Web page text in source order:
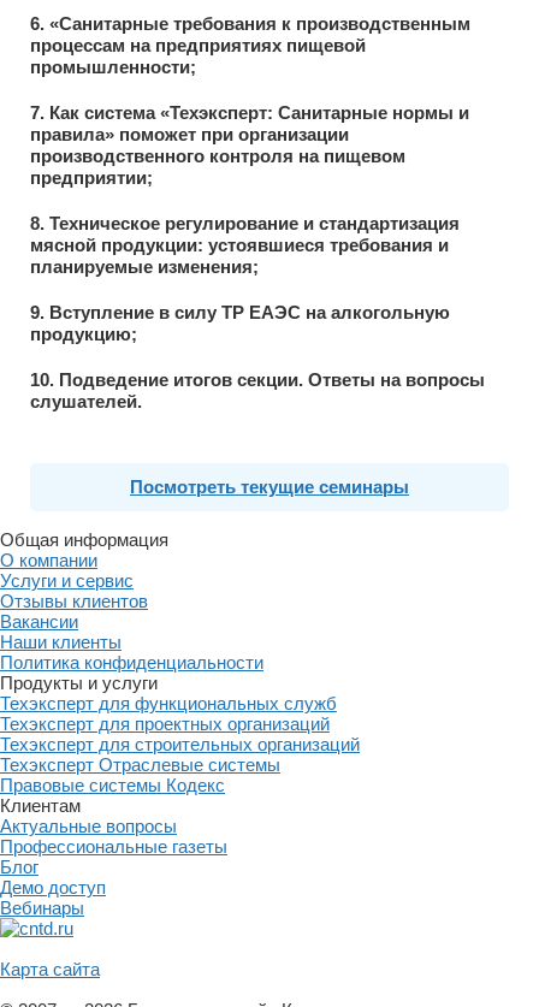
6. «Санитарные требования к производственным
процессам на предприятиях пищевой
промышленности;
7. Как система «Техэксперт: Санитарные нормы и
правила» поможет при организации
производственного контроля на пищевом
предприятии;
8. Техническое регулирование и стандартизация
мясной продукции: устоявшиеся требования и
планируемые изменения;
9. Вступление в силу ТР ЕАЭС на алкогольную
продукцию;
10. Подведение итогов секции. Ответы на вопросы
слушателей.
Посмотреть текущие семинары
Общая информация
О компании
Услуги и сервис
Отзывы клиентов
Вакансии
Наши клиенты
Политика конфиденциальности
Продукты и услуги
Техэксперт для функциональных служб
Техэксперт для проектных организаций
Техэксперт для строительных организаций
Техэксперт Отраслевые системы
Правовые системы Кодекс
Клиентам
Актуальные вопросы
Профессиональные газеты
Блог
Демо доступ
Вебинары
Карта сайта